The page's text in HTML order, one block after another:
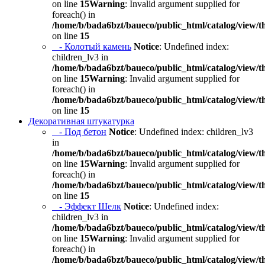
on line 15Warning: Invalid argument supplied for
foreach() in
/home/b/bada6bzt/baueco/public_html/catalog/view/
on line 15
- Колотый камень Notice: Undefined index:
children_lv3 in
/home/b/bada6bzt/baueco/public_html/catalog/view/
on line 15Warning: Invalid argument supplied for
foreach() in
/home/b/bada6bzt/baueco/public_html/catalog/view/
on line 15
Декоративная штукатурка
- Под бетон Notice: Undefined index: children_lv3
in
/home/b/bada6bzt/baueco/public_html/catalog/view/
on line 15Warning: Invalid argument supplied for
foreach() in
/home/b/bada6bzt/baueco/public_html/catalog/view/
on line 15
- Эффект Шелк Notice: Undefined index:
children_lv3 in
/home/b/bada6bzt/baueco/public_html/catalog/view/
on line 15Warning: Invalid argument supplied for
foreach() in
/home/b/bada6bzt/baueco/public_html/catalog/view/